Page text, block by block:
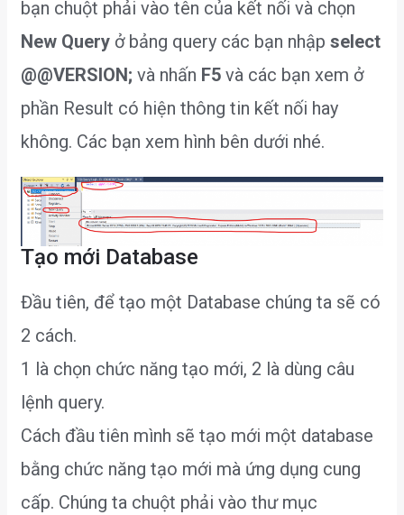
bạn chuột phải vào tên của kết nối và chọn
New Query ở bảng query các bạn nhậpselect
@@VERSION; và nhấn F5 và các bạn xem ở
phần Result có hiện thông tin kết nối hay
không. Các bạn xem hình bên dưới nhé.
Tạo mới Database
Đầu tiên, để tạo một Database chúng ta sẽ có
2 cách.
1 là chọn chức năng tạo mới, 2 là dùng câu
lệnh query.
Cách đầu tiên mình sẽ tạo mới một database
bằng chức năng tạo mới mà ứng dụng cung
cấp. Chúng ta chuột phải vào thư mục